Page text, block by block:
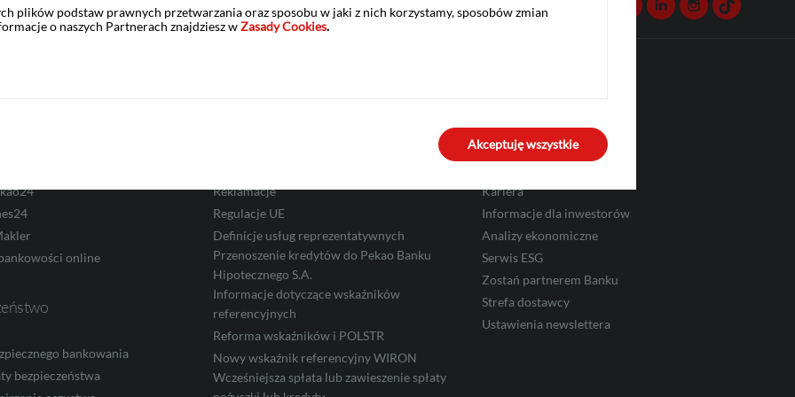
online
bankowania
bezpieczeństwa
Reklamacje
Regulacje UE
Definicje usług reprezentatywnych
Przenoszenie kredytów do Pekao Banku
Hipotecznego S.A.
Informacje dotyczące wskaźników
referencyjnych
Reforma wskaźników i POLSTR
Nowy wskaźnik referencyjny WIRON
Wcześniejsza spłata lub zawieszenie spłaty
Infolinia: 519 222 222
Aktualności
Kariera
Informacje dla inwestorów
Analizy ekonomiczne
Serwis ESG
Zostań partnerem Banku
Strefa dostawcy
Ustawienia newslettera
plików podstaw prawnych przetwarzania oraz sposobu w jaki z nich korzystamy, sposobów zmian
o naszych Partnerach znajdziesz wZasady Cookies.
Akceptuję wszystkie